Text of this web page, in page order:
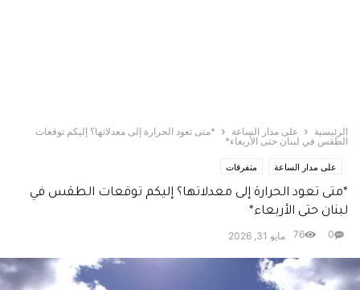
الرئيسية على مدار الساعة
*متى تعود الحرارة إلى معدلاتها؟ إليكم توقعات
الطقس في لبنان حتى الأربعاء*
على مدار الساعة متفرقات
*متى تعود الحرارة إلى معدلاتها؟ إليكم توقعات الطقس في
لبنان حتى الأربعاء*
مايو 31, 2026 0
76